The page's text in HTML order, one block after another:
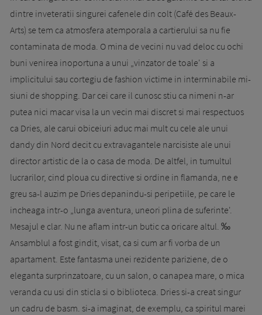
dintre inveteratii singurei cafenele din colt (Café des Beaux-
Arts) se tem ca atmosfera atemporala a cartierului sa nu fie
contaminata de moda. O mina de vecini nu vad deloc cu ochi
buni venirea inoportuna a unui „vinzator de toale' si a
implicitului sau cortegiu de fashion victime in interminabile mi­
siuni de shopping. Dar cei care il cunosc stiu ca nimeni n-ar
putea nici macar visa la un vecin mai discret si mai respectuos
ca Dries, ale carui obiceiuri aduc mai mult cu cele ale unui
dandy din Nord decit cu extravagantele narcisiste ale unui
director artistic de la o casa de moda. De altfel, in tumultul
lucrarilor, cind ploua cu directive si ordine in flamanda, ne e
greu sa-l auzim pe Dries depanindu-si peripetiile, pe care le
incheaga intr-o „lunga aventura, uneori plina de suferinte'.
Mesajul e clar. Nu ne aflam intr-un butic ca oricare altul. ‰
Ansamblul a fost gindit, visat, ca si cum ar fi vorba de un
apartament. Este fantasma unei rezidente pariziene, de o
eleganta surprinzatoare, cu un salon, o canapea mare, o mica
veranda cu usi din sticla si o biblioteca. Dries si-a creat singur
un cadru de basm. si-a imaginat, de exemplu, ca spiritul marei